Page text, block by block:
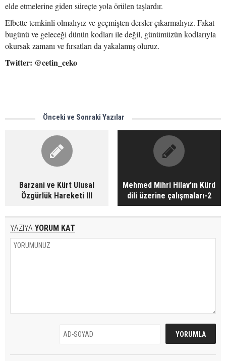
elde etmelerine giden süreçte yola örülen taşlardır.
Elbette temkinli olmalıyız ve geçmişten dersler çıkarmalıyız. Fakat
bugünü ve geleceği dünün kodları ile değil, günümüzün kodlarıyla
okursak zamanı ve fırsatları da yakalamış oluruz.
Twitter: @cetin_ceko
Önceki ve Sonraki Yazılar
Barzani ve Kürt Ulusal
Özgürlük Hareketi III
Mehmed Mihri Hilav’ın Kürd
dili üzerine çalışmaları-2
YAZIYA YORUM KAT